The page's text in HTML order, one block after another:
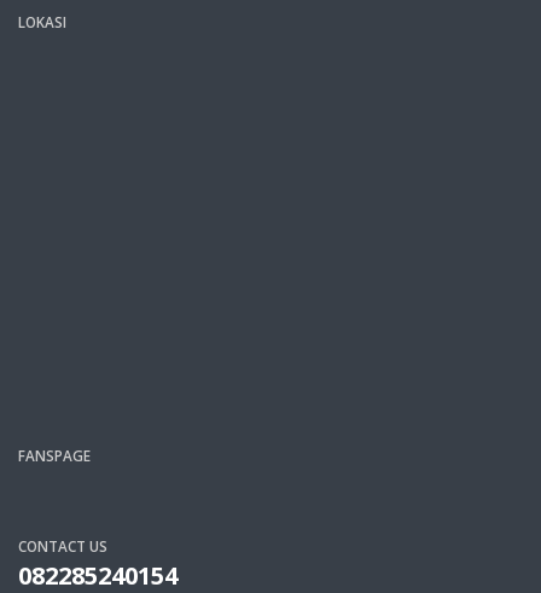
LOKASI
FANSPAGE
CONTACT US
082285240154